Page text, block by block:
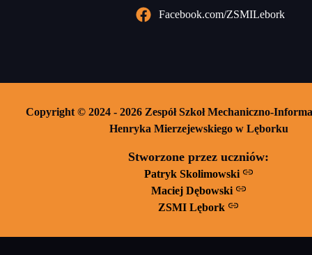
Facebook.com/ZSMILebork
Copyright © 2024 - 2026 Zespół Szkoł Mechaniczno-
Henryka Mierzejewskiego w Lęborku
Stworzone przez uczniów:
Patryk Skolimowski
Maciej Dębowski
ZSMI Lębork